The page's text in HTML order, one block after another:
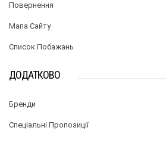
Повернення
Мапа Сайту
Список Побажань
ДОДАТКОВО
Бренди
Спеціальні Пропозиції